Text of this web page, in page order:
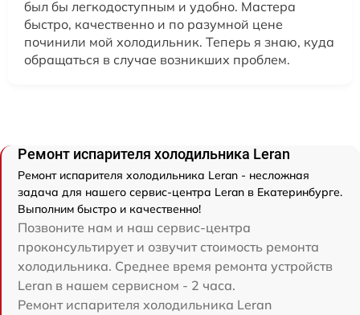
был бы легкодоступным и удобно. Мастера
быстро, качественно и по разумной цене
починили мой холодильник. Теперь я знаю, куда
обращаться в случае возникших проблем.
Ремонт испарителя холодильника Leran
Ремонт испарителя холодильника Leran - несложная
задача для нашего сервис-центра Leran в Екатеринбурге.
Выполним быстро и качественно!
Позвоните нам и наш сервис-центра
проконсультирует и озвучит стоимость ремонта
холодильника. Среднее время ремонта устройств
Leran в нашем сервисном - 2 часа.
Ремонт испарителя холодильника Leran